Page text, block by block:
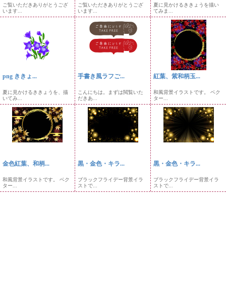
ご覧いただきありがとうござ
います...
ご覧いただきありがとうござ
います...
夏に見かけるききょうを描い
てみま...
png ききょ...
夏に見かけるききょうを、描
いてみ...
手書き風ラフご...
こんにちは。まずは閲覧いた
だきあ...
紅葉、紫和柄玉...
和風背景イラストです。 ベク
ター...
金色紅葉、和柄...
和風背景イラストです。 ベク
ター...
黒・金色・キラ...
ブラックフライデー背景イラ
ストで...
黒・金色・キラ...
ブラックフライデー背景イラ
ストで...